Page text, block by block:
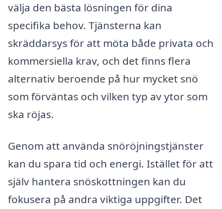
välja den bästa lösningen för dina
specifika behov. Tjänsterna kan
skräddarsys för att möta både privata och
kommersiella krav, och det finns flera
alternativ beroende på hur mycket snö
som förväntas och vilken typ av ytor som
ska röjas.
Genom att använda snöröjningstjänster
kan du spara tid och energi. Istället för att
själv hantera snöskottningen kan du
fokusera på andra viktiga uppgifter. Det